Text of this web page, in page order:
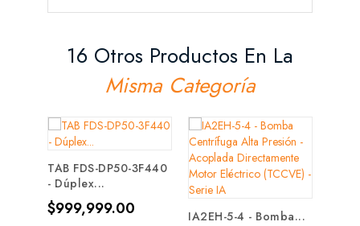
16 Otros Productos En La
Misma Categoría
TAB FDS-DP50-3F440
- Dúplex...
Precio
$999,999.00 IA2EH-5-4 - Bomba...